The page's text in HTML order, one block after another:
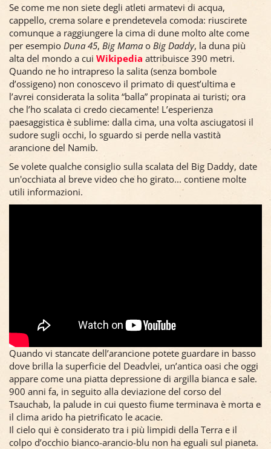
Se come me non siete degli atleti armatevi di acqua,
cappello, crema solare e prendetevela comoda: riuscirete
comunque a raggiungere la cima di dune molto alte come
per esempio Duna 45, Big Mama o Big Daddy, la duna più
alta del mondo a cui Wikipedia attribuisce 390 metri.
Quando ne ho intrapreso la salita (senza bombole
d’ossigeno) non conoscevo il primato di quest’ultima e
l’avrei considerata la solita “balla” propinata ai turisti; ora
che l’ho scalata ci credo ciecamente! L’esperienza
paesaggistica è sublime: dalla cima, una volta asciugatosi il
sudore sugli occhi, lo sguardo si perde nella vastità
arancione del Namib.
Se volete qualche consiglio sulla scalata del Big Daddy, date
un'occhiata al breve video che ho girato... contiene molte
utili informazioni.
Quando vi stancate dell’arancione potete guardare in basso
dove brilla la superficie del Deadvlei, un’antica oasi che oggi
appare come una piatta depressione di argilla bianca e sale.
900 anni fa, in seguito alla deviazione del corso del
Tsauchab, la palude in cui questo fiume terminava è morta e
il clima arido ha pietrificato le acacie.
Il cielo qui è considerato tra i più limpidi della Terra e il
colpo d’occhio bianco-arancio-blu non ha eguali sul pianeta.